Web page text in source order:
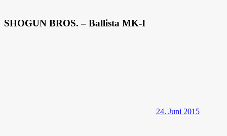
SHOGUN BROS. – Ballista MK-I
24. Juni 2015